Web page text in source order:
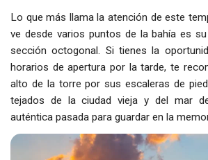
Lo que más llama la atención de este
ve desde varios puntos de la bahía es
sección octogonal. Si tienes la
horarios de apertura por la tarde, te
alto de la torre por sus escaleras de
tejados de la ciudad vieja y del mar
auténtica pasada para guardar en la